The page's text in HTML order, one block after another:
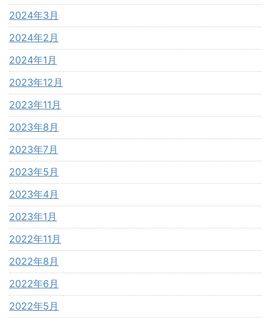
2024年3月
2024年2月
2024年1月
2023年12月
2023年11月
2023年8月
2023年7月
2023年5月
2023年4月
2023年1月
2022年11月
2022年8月
2022年6月
2022年5月